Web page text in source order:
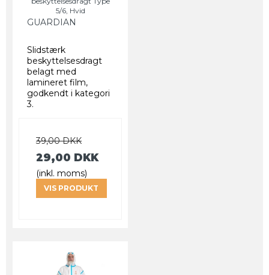
5/6, Hvid
GUARDIAN
Slidstærk
beskyttelsesdragt
belagt med
lamineret film,
godkendt i kategori
3.
39,00 DKK
29,00 DKK
(inkl. moms)
VIS PRODUKT